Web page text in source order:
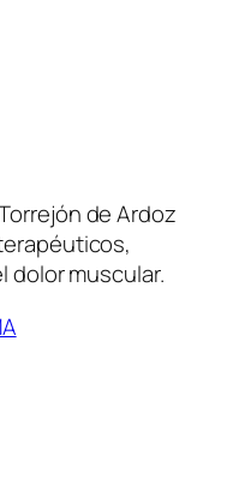
de Ardoz
dolor muscular.